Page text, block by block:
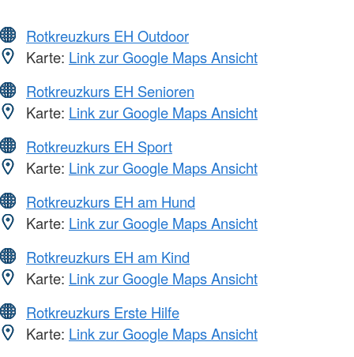
Rotkreuzkurs EH Outdoor
Karte: Link zur Google Maps Ansicht
Rotkreuzkurs EH Senioren
Karte: Link zur Google Maps Ansicht
Rotkreuzkurs EH Sport
Karte: Link zur Google Maps Ansicht
Rotkreuzkurs EH am Hund
Karte: Link zur Google Maps Ansicht
Rotkreuzkurs EH am Kind
Karte: Link zur Google Maps Ansicht
Rotkreuzkurs Erste Hilfe
Karte: Link zur Google Maps Ansicht